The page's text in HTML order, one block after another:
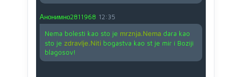
Анонимно2811968 12:35
Nema bolesti kao sto je mrznja.Nemadara kao
sto je zdravlje.Niti bogastva kao st je mir i Boziji
blagosov!